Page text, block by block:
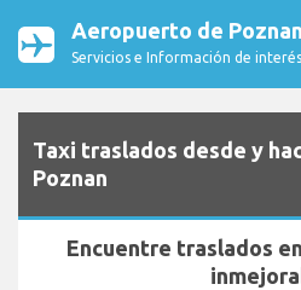
Aeropuerto de Poznan
Servicios e Información de
Taxi traslados desde y
Poznan
Encuentre traslados